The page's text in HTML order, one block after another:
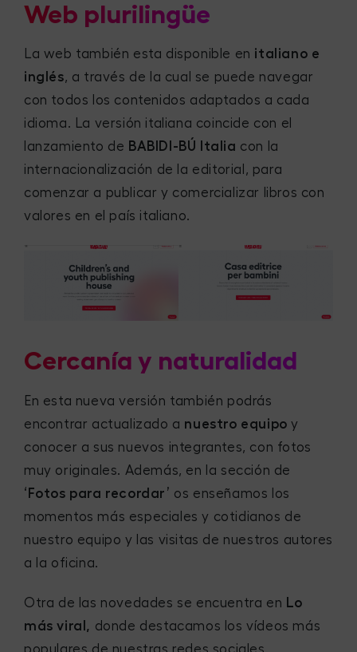
Web plurilingüe
La web también esta disponible en italiano e
inglés, a través de la cual se puede navegar
con todos los contenidos adaptados a cada
idioma. La versión italiana coincide con el
lanzamiento de BABIDI-BÚ Italia con la
internacionalización de la editorial, para
comenzar a publicar y comercializar libros con
valores en el país italiano.
Cercanía y naturalidad
En esta nueva versión también podrás
encontrar actualizado a nuestro equipoy
conocer a sus nuevos integrantes, con fotos
muy originales. Además, en la sección de
‘Fotos para recordar’ os enseñamos los
momentos más especiales y cotidianos de
nuestro equipo y las visitas de nuestros autores
a la oficina.
Otra de las novedades se encuentra en Lo
más viral, donde destacamos los vídeos más